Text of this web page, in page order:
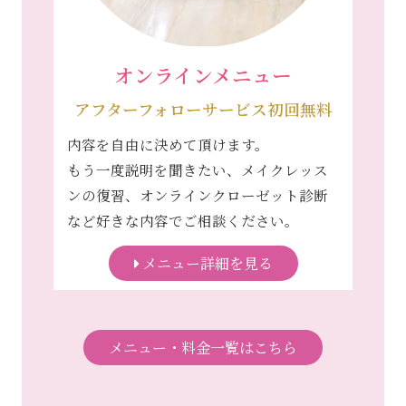
オンラインメニュー
アフターフォローサービス初回無料
内容を自由に決めて頂けます。
もう一度説明を聞きたい、メイクレッス
ンの復習、オンラインクローゼット診断
など好きな内容でご相談ください。
メニュー詳細を見る
メニュー・料金一覧はこちら